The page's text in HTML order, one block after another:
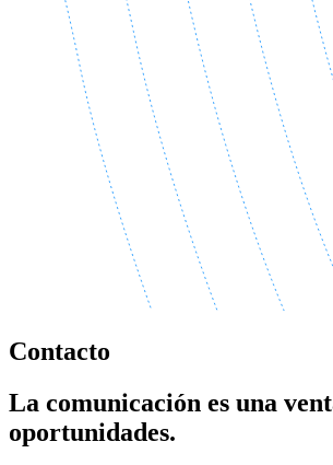
Contacto
La comunicación es una
oportunidades.